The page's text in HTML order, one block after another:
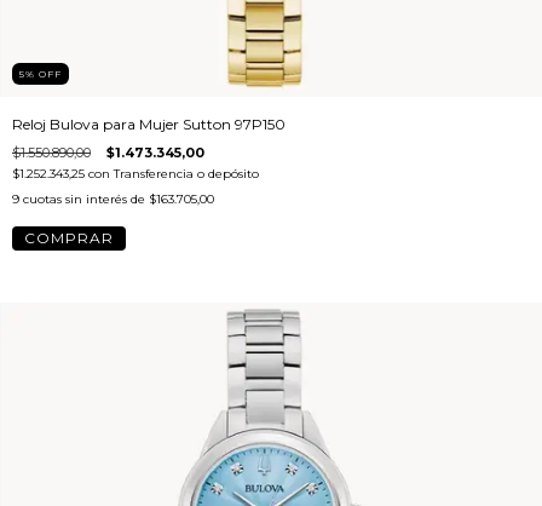
5% OFF
Reloj Bulova para Mujer Sutton 97P150
$1.550.890,00 $1.473.345,00
$1.252.343,25 con Transferencia o depósito
9 cuotas sin interés de $163.705,00